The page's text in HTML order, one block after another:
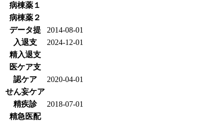
病棟薬１
病棟薬２
データ提
2014-08-01
入退支
2024-12-01
精入退支
医ケア支
認ケア
2020-04-01
せん妄ケア
精疾診
2018-07-01
精急医配